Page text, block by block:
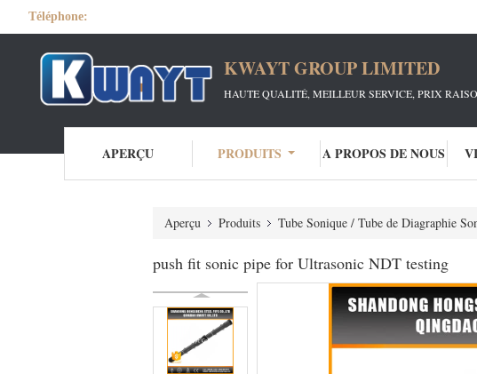
Téléphone:
KWAYT GROUP LIMITED
HAUTE QUALITÉ, MEILLEUR SERVICE, PRIX
APERÇU PRODUITS A PROPOS DE NOUS
Aperçu Produits Tube Sonique / Tube de Diagraphie
push fit sonic pipe for Ultrasonic NDT testing